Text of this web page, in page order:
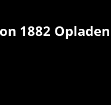
1882 Opladen